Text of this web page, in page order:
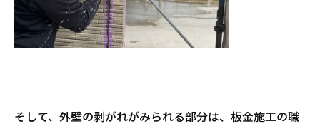
そして、外壁の剥がれがみられる部分は、板金施工の職